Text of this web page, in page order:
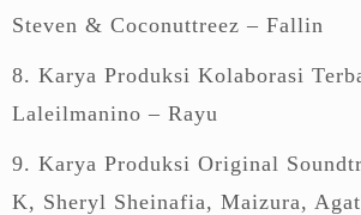
Steven & Coconuttreez – Fallin
8. Karya Produksi Kolaborasi
Laleilmanino – Rayu
9. Karya Produksi Original
K, Sheryl Sheinafia, Maizura,